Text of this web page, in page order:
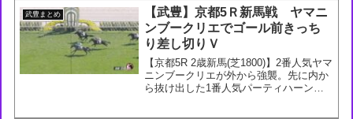
武豊まとめ
【武豊】京都5Ｒ新馬戦 ヤマニ
ンブークリエでゴール前きっち
り差し切りＶ
【京都5R 2歳新馬(芝1800)】2番人気ヤマ
ニンブークリエが外から強襲。先に内か
ら抜け出した1番人気パーティハーンを